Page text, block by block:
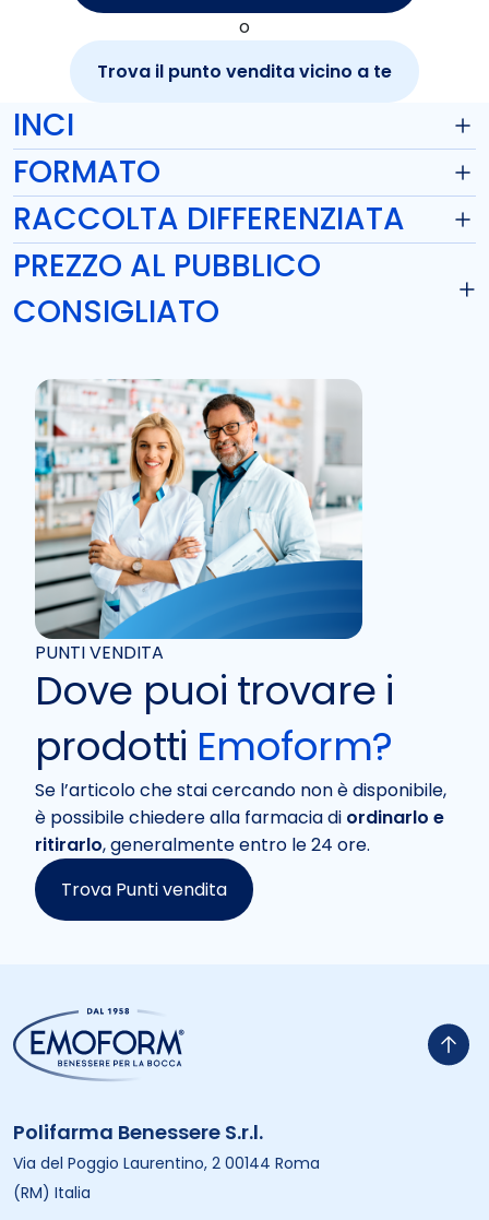
o
Trova il punto vendita vicino a te
INCI
FORMATO
RACCOLTA DIFFERENZIATA
PREZZO AL PUBBLICO
CONSIGLIATO
PUNTI VENDITA
Dove puoi trovare i
prodotti Emoform?
Se l’articolo che stai cercando non è disponibile,
è possibile chiedere alla farmacia di ordinarlo e
ritirarlo, generalmente entro le 24 ore.
Trova Punti vendita
Polifarma Benessere S.r.l.
Via del Poggio Laurentino, 2 00144 Roma
(RM) Italia